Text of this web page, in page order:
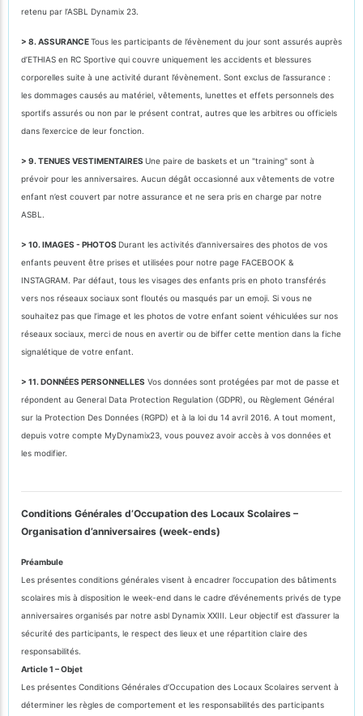
retenu par l’ASBL Dynamix 23.
> 8. ASSURANCETous les participants de l’évènement du jour sont assurés auprès
d’ETHIAS en RC Sportive qui couvre uniquement les accidents et blessures
corporelles suite à une activité durant l’évènement. Sont exclus de l’assurance :
les dommages causés au matériel, vêtements, lunettes et effets personnels des
sportifs assurés ou non par le présent contrat, autres que les arbitres ou officiels
dans l’exercice de leur fonction.
> 9. TENUES VESTIMENTAIRES Une paire de baskets et un "training" sont à
prévoir pour les anniversaires. Aucun dégât occasionné aux vêtements de votre
enfant n’est couvert par notre assurance et ne sera pris en charge par notre
ASBL.
> 10. IMAGES - PHOTOS Durant les activités d’anniversaires des photos de vos
enfants peuvent être prises et utilisées pour notre page FACEBOOK &
INSTAGRAM. Par défaut, tous les visages des enfants pris en photo transférés
vers nos réseaux sociaux sont floutés ou masqués par un emoji. Si vous ne
souhaitez pas que l’image et les photos de votre enfant soient véhiculées sur nos
réseaux sociaux, merci de nous en avertir ou de biffer cette mention dans la fiche
signalétique de votre enfant.
> 11. DONNÉES PERSONNELLES Vos données sont protégées par mot de passe et
répondent au General Data Protection Regulation (GDPR), ou Règlement Général
sur la Protection Des Données (RGPD) et à la loi du 14 avril 2016. A tout moment,
depuis votre compte MyDynamix23, vous pouvez avoir accès à vos données et
les modifier.
Conditions Générales d’Occupation des Locaux Scolaires –
Organisation d’anniversaires (week-ends)
Préambule
Les présentes conditions générales visent à encadrer l’occupation des bâtiments
scolaires mis à disposition le week-end dans le cadre d’événements privés de type
anniversaires organisés par notre asbl Dynamix XXIII. Leur objectif est d’assurer la
sécurité des participants, le respect des lieux et une répartition claire des
responsabilités.
Article 1 – Objet
Les présentes Conditions Générales d’Occupation des Locaux Scolaires servent à
déterminer les règles de comportement et les responsabilités des participants